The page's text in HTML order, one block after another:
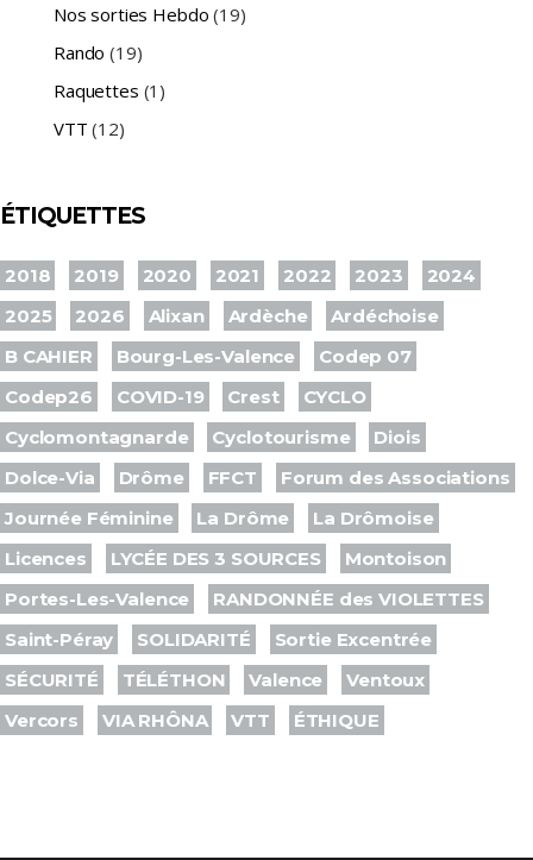
Nos sorties Hebdo (19)
Rando (19)
Raquettes (1)
VTT (12)
ÉTIQUETTES
2018 2019 2020 2021 2022 2023
2024
2025
2026 Alixan Ardèche
Ardéchoise
B CAHIER
Bourg-Les-Valence
Codep 07
Codep26
COVID-19 Crest
CYCLO
Cyclomontagnarde
Cyclotourisme
Diois
Dolce-Via
Drôme FFCT
Forum des Associations
Journée Féminine
La Drôme
La Drômoise
Licences
LYCÉE DES 3 SOURCES
Montoison
Portes-Les-Valence
RANDONNÉE des VIOLETTES
Saint-Péray
SOLIDARITÉ
Sortie Excentrée
SÉCURITÉ
TÉLÉTHON Valence
Ventoux
Vercors
VIA RHÔNA VTT ÉTHIQUE